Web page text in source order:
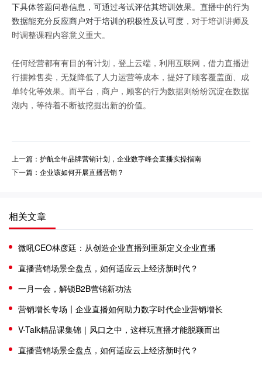
下具体答题问卷信息，可通过考试评估其培训效果。直播中的行为
数据能充分反应商户对于培训的积极性及认可度 ，对于培训讲师及
时调整课程内容意义重大。
任何经营都有有目的有计划，登上云端，利用互联网，借力直播进
行摆摊售卖，无疑降低了人力运营等成本，提好了顾客覆盖面、成
单转化等效果。而平台，商户，顾客的行为数据则纷纷沉淀在数据
湖内，等待着不断被挖掘出新的价值。
上一篇：护航全年品牌营销计划，企业数字峰会直播实操指南
下一篇：企业该如何开展直播营销？
相关文章
微吼CEO林彦廷：从创造企业直播到重新定义企业直播
直播营销场景全盘点，如何适应云上经济新时代？
一月一会，解锁B2B营销新功法
营销增长专场〡企业直播如何助力数字时代企业营销增长
V-Talk精品课集锦｜风口之中，这样玩直播才能脱颖而出
直播营销场景全盘点，如何适应云上经济新时代？